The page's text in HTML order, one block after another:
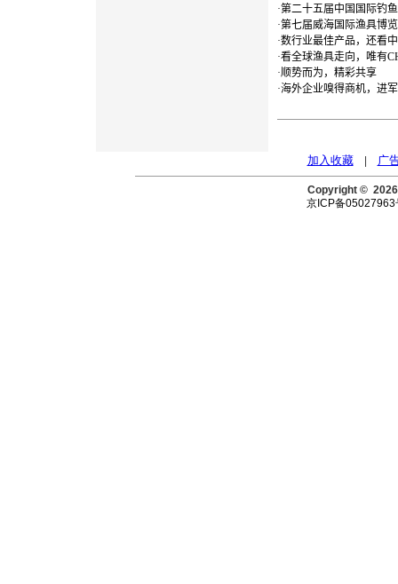
·第二十五届中国国际钓
·第七届威海国际渔具博
·数行业最佳产品，还看
·看全球渔具走向，唯有
·顺势而为，精彩共享
·海外企业嗅得商机，进